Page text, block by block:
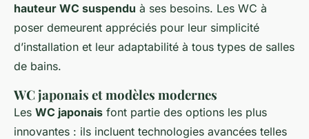
hauteur WC suspendu à ses besoins. Les WC à
poser demeurent appréciés pour leur simplicité
d’installation et leur adaptabilité à tous types de salles
de bains.
WC japonais et modèles modernes
Les WC japonais font partie des options les plus
innovantes : ils incluent technologies avancées telles